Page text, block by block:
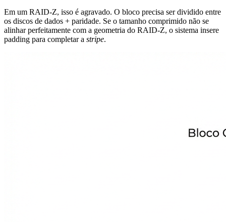
Em um RAID-Z, isso é agravado. O bloco precisa ser dividido entre
os discos de dados + paridade. Se o tamanho comprimido não se
alinhar perfeitamente com a geometria do RAID-Z, o sistema insere
padding para completar a stripe.